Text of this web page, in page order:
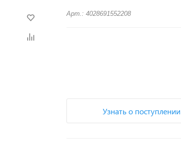
Арт.: 4028691552208
Узнать о поступлении